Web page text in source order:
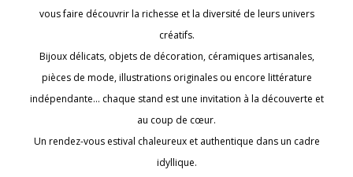
vous faire découvrir la richesse et la diversité de leurs univers
créatifs.
Bijoux délicats, objets de décoration, céramiques artisanales,
pièces de mode, illustrations originales ou encore littérature
indépendante… chaque stand est une invitation à la découverte et
au coup de cœur.
Un rendez-vous estival chaleureux et authentique dans un cadre
idyllique.